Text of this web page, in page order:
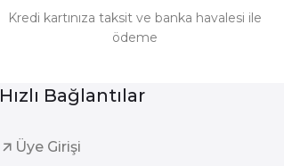
Kredi kartınıza taksit ve banka havalesi ile
ödeme
Hızlı Bağlantılar
Üye Girişi